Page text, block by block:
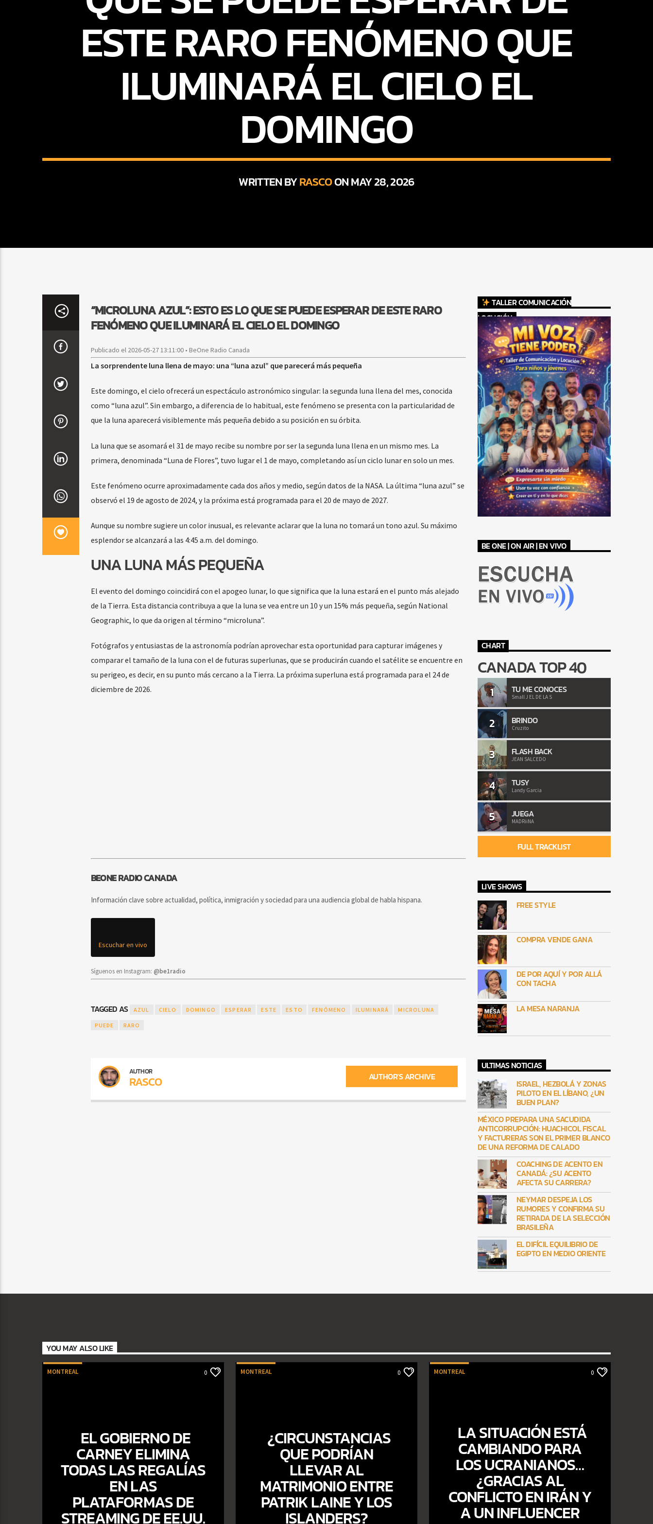
ESTE RARO FENÓMENO QUE
ILUMINARÁ EL CIELO EL
DOMINGO
WRITTEN BYRASCOON MAY 28, 2026
“MICROLUNA AZUL”: ESTO ES LO QUE SE PUEDE ESPERAR DE ESTE RARO
FENÓMENO QUE ILUMINARÁ EL CIELO EL DOMINGO
Publicado el 2026-05-27 13:11:00 • BeOne Radio Canada
La sorprendente luna llena de mayo: una “luna azul” que parecerá más pequeña
Este domingo, el cielo ofrecerá un espectáculo astronómico singular: la segunda luna llena del mes, conocida
como “luna azul”. Sin embargo, a diferencia de lo habitual, este fenómeno se presenta con la particularidad de
que la luna aparecerá visiblemente más pequeña debido a su posición en su órbita.
La luna que se asomará el 31 de mayo recibe su nombre por ser la segunda luna llena en un mismo mes. La
primera, denominada “Luna de Flores”, tuvo lugar el 1 de mayo, completando así un ciclo lunar en solo un mes.
Este fenómeno ocurre aproximadamente cada dos años y medio, según datos de la NASA. La última “luna azul” se
observó el 19 de agosto de 2024, y la próxima está programada para el 20 de mayo de 2027.
Aunque su nombre sugiere un color inusual, es relevante aclarar que la luna no tomará un tono azul. Su máximo
esplendor se alcanzará a las 4:45 a.m. del domingo.
UNA LUNA MÁS PEQUEÑA
El evento del domingo coincidirá con el apogeo lunar, lo que significa que la luna estará en el punto más alejado
de la Tierra. Esta distancia contribuya a que la luna se vea entre un 10 y un 15% más pequeña, según National
Geographic, lo que da origen al término “microluna”.
Fotógrafos y entusiastas de la astronomía podrían aprovechar esta oportunidad para capturar imágenes y
comparar el tamaño de la luna con el de futuras superlunas, que se producirán cuando el satélite se encuentre en
su perigeo, es decir, en su punto más cercano a la Tierra. La próxima superluna está programada para el 24 de
diciembre de 2026.
BEONE RADIO CANADA
Información clave sobre actualidad, política, inmigración y sociedad para una audiencia global de habla hispana.
Escuchar en vivo
Síguenos en Instagram: @be1radio
TAGGED AS AZUL CIELO DOMINGO ESPERAR ESTE ESTO FENÓMENO ILUMINARÁ MICROLUNA
PUEDE RARO
AUTHOR
RASCO AUTHOR'S ARCHIVE
TALLER COMUNICACIÓN
LOCUCIÓN
BE ONE | ON AIR | EN VIVO
CHART
CANADA TOP 40
1 TU ME CONOCES
Small J EL DE LA S
2 BRINDO
Cruzito
3 FLASH BACK
JEAN SALCEDO
4 TUSY
Landy Garcia
5 JUEGA
MADRiiNA
FULL TRACKLIST
LIVE SHOWS
FREE STYLE
COMPRA VENDE GANA
DE POR AQUÍ Y POR ALLÁ
CON TACHA
LA MESA NARANJA
ULTIMAS NOTICIAS
ISRAEL, HEZBOLÁ Y ZONAS
PILOTO EN EL LÍBANO, ¿UN
BUEN PLAN?
MÉXICO PREPARA UNA SACUDIDA
ANTICORRUPCIÓN: HUACHICOL FISCAL
Y FACTURERAS SON EL PRIMER BLANCO
DE UNA REFORMA DE CALADO
COACHING DE ACENTO EN
CANADÁ: ¿SU ACENTO
AFECTA SU CARRERA?
NEYMAR DESPEJA LOS
RUMORES Y CONFIRMA SU
RETIRADA DE LA SELECCIÓN
BRASILEÑA
EL DIFÍCIL EQUILIBRIO DE
EGIPTO EN MEDIO ORIENTE
YOU MAY ALSO LIKE
MONTREAL 0
EL GOBIERNO DE
CARNEY ELIMINA
TODAS LAS REGALÍAS
EN LAS
PLATAFORMAS DE
STREAMING DE EE.UU.
MONTREAL 0
¿CIRCUNSTANCIAS
QUE PODRÍAN
LLEVAR AL
MATRIMONIO ENTRE
PATRIK LAINE Y LOS
ISLANDERS?
MONTREAL 0
LA SITUACIÓN ESTÁ
CAMBIANDO PARA
LOS UCRANIANOS…
¿GRACIAS AL
CONFLICTO EN IRÁN Y
A UN INFLUENCER